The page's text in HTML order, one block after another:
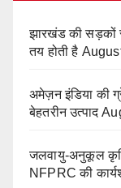
झारखंड की सड़कों
तय होती है
अमेज़न इंडिया की
बेहतरीन उत्पाद
जलवायु-अनुकूल
NFPRC की